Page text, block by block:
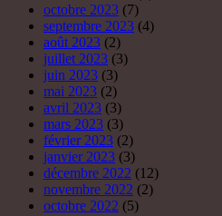
septembre 2022(2)
août 2022(4)
juillet 2022(2)
juin 2022(2)
mai 2022(3)
avril 2022 (5)
mars 2022(5)
février 2022(8)
janvier 2022 (19)
décembre 2021(18)
novembre 2021(19)
octobre 2021(8)
septembre 2021(12)